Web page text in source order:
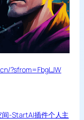
?sfrom=FbgLJW
-StartAI插件个人主